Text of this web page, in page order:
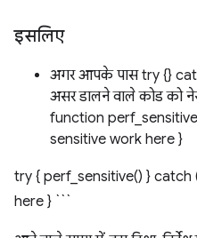
इसलिए
अगर आपके पास try {}
असर डालने वाले कोड को
function
sensitive work here }
try { perf_sensitive() }
here } ```